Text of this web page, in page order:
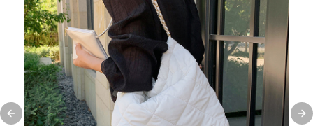
Previous slide